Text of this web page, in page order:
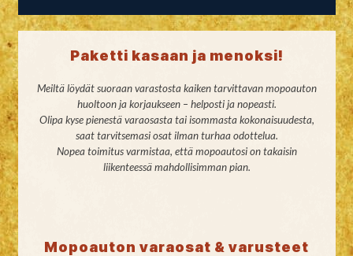
Paketti kasaan ja menoksi!
Meiltä löydät suoraan varastosta kaiken tarvittavan mopoauton
huoltoon ja korjaukseen – helposti ja nopeasti.
Olipa kyse pienestä varaosasta tai isommasta kokonaisuudesta,
saat tarvitsemasi osat ilman turhaa odottelua.
Nopea toimitus varmistaa, että mopoautosi on takaisin
liikenteessä mahdollisimman pian.
Mopoauton varaosat & varusteet